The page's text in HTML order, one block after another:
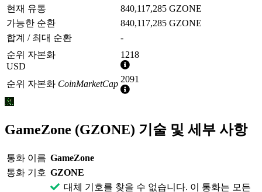
현재 유통
840,117,285 GZONE
가능한 순환
840,117,285 GZONE
합계 / 최대 순환
-
순위 자본화
USD
1218
추
가
정
순위 자본화 CoinMarketCap 2091
추
보
GameZone (GZONE) 기술 및 세부 사항
통화 이름 GameZone
통화 기호 GZONE
대체 기호를 찾을 수 없습니다. 이 통화는 모든